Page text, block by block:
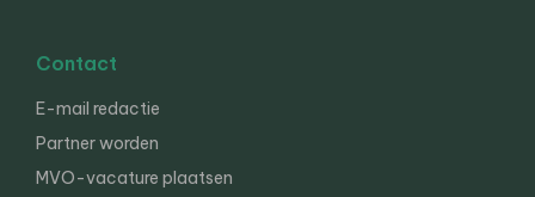
Contact
E-mail redactie
Partner worden
MVO-vacature plaatsen